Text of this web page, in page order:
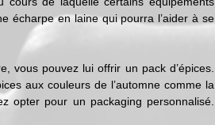
écharpe en laine qui pourra l’aider à se
vous pouvez lui offrir un pack d’épices.
aux couleurs de l’automne comme la
opter pour un packaging personnalisé.